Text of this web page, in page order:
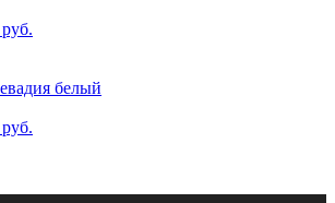
руб.
белый
руб.